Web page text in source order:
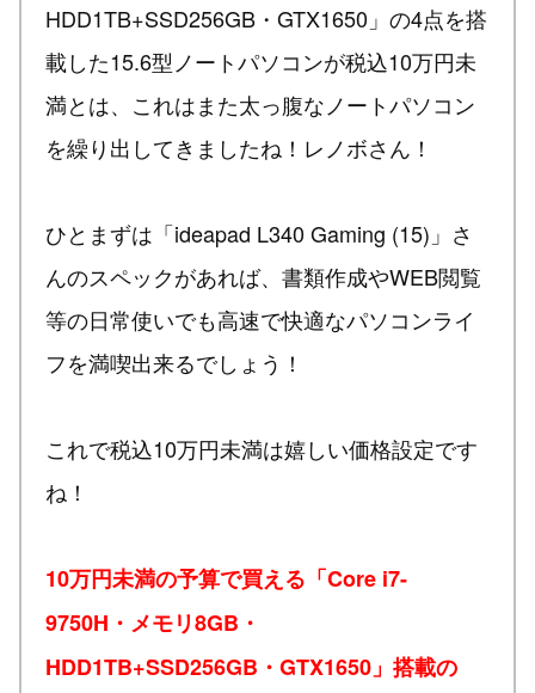
HDD1TB+SSD256GB・GTX1650」の4点を搭
載した15.6型ノートパソコンが税込10万円未
満とは、これはまた太っ腹なノートパソコン
を繰り出してきましたね！レノボさん！
ひとまずは「ideapad L340 Gaming (15)」さ
んのスペックがあれば、書類作成やWEB閲覧
等の日常使いでも高速で快適なパソコンライ
フを満喫出来るでしょう！
これで税込10万円未満は嬉しい価格設定です
ね！
10万円未満の予算で買える「Core i7-
9750H・メモリ8GB・
HDD1TB+SSD256GB・GTX1650」搭載の